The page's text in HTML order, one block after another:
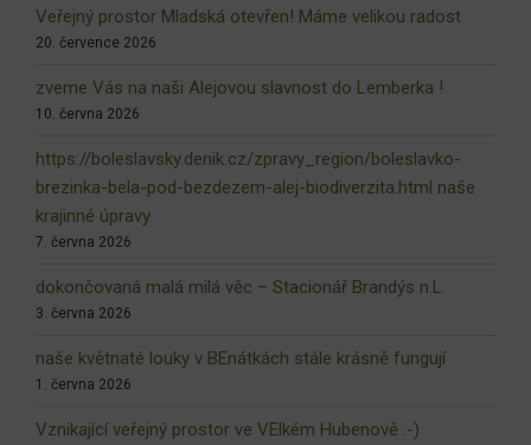
Veřejný prostor Mladská otevřen! Máme velikou radost
20. července 2026
zveme Vás na naši Alejovou slavnost do Lemberka !
10. června 2026
https://boleslavsky.denik.cz/zpravy_region/boleslavko-
brezinka-bela-pod-bezdezem-alej-biodiverzita.html naše
krajinné úpravy
7. června 2026
dokončovaná malá milá věc – Stacionář Brandýs n.L.
3. června 2026
naše květnaté louky v BEnátkách stále krásně fungují
1. června 2026
Vznikající veřejný prostor ve VElkém Hubenově :-)